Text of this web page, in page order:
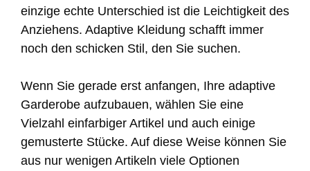
einzige echte Unterschied ist die Leichtigkeit des
Anziehens. Adaptive Kleidung schafft immer
noch den schicken Stil, den Sie suchen.
Wenn Sie gerade erst anfangen, Ihre adaptive
Garderobe aufzubauen, wählen Sie eine
Vielzahl einfarbiger Artikel und auch einige
gemusterte Stücke. Auf diese Weise können Sie
aus nur wenigen Artikeln viele Optionen